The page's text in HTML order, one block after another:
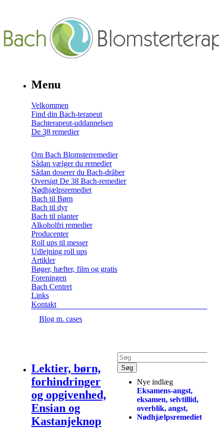
Menu
Velkommen
Find din Bach-terapeut
Bachterapeut-uddannelsen
De 38 remedier
Om Bach Blomsterremedier
Sådan vælger du remedier
Sådan doserer du Bach-dråber
Oversigt De 38 Bach-remedier
Nødhjælpsremediet
Bach til Børn
Bach til dyr
Bach til planter
Alkoholfri remedier
Producenter
Roll ups til messer
Udlejning roll ups
Artikler
Bøger, hæfter, film og gratis
Foreningen
Bach Centret
Links
Kontakt
Blog m. cases
Lektier, børn,
forhindringer
og opgivenhed,
Ensian og
Kastanjeknop
Nye indlæg
Eksamens-angst,
eksamen, selvtillid,
overblik, angst,
Nødhjælpsremediet